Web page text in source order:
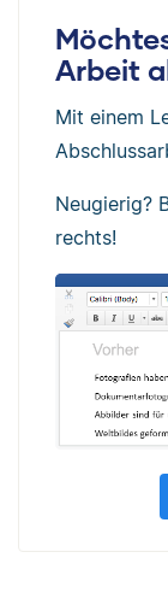
Arbeit
Mit einem
Neugierig?
rechts!